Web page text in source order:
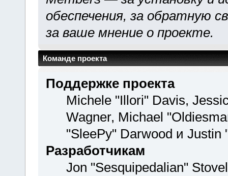
обеспечения, за обратную
за ваше мнение о проекте.
Команде проекта
Поддержке проекта
Michele "Illori" Davis,
Wagner, Michael
"SleePy" Darwood и Justin
Разработчикам
Jon "Sesquipedalian"